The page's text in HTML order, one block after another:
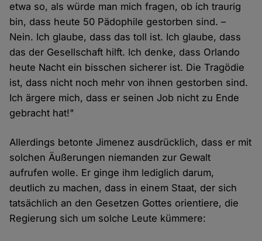
etwa so, als würde man mich fragen, ob ich traurig
bin, dass heute 50 Pädophile gestorben sind. –
Nein. Ich glaube, dass das toll ist. Ich glaube, dass
das der Gesellschaft hilft. Ich denke, dass Orlando
heute Nacht ein bisschen sicherer ist. Die Tragödie
ist, dass nicht noch mehr von ihnen gestorben sind.
Ich ärgere mich, dass er seinen Job nicht zu Ende
gebracht hat!"
Allerdings betonte Jimenez ausdrücklich, dass er mit
solchen Äußerungen niemanden zur Gewalt
aufrufen wolle. Er ginge ihm lediglich darum,
deutlich zu machen, dass in einem Staat, der sich
tatsächlich an den Gesetzen Gottes orientiere, die
Regierung sich um solche Leute kümmere: